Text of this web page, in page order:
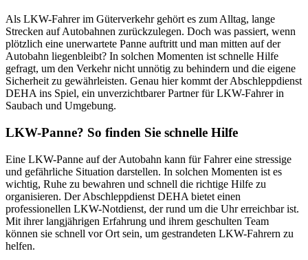
Als LKW-Fahrer im Güterverkehr gehört es zum Alltag, lange
Strecken auf Autobahnen zurückzulegen. Doch was passiert, wenn
plötzlich eine unerwartete Panne auftritt und man mitten auf der
Autobahn liegenbleibt? In solchen Momenten ist schnelle Hilfe
gefragt, um den Verkehr nicht unnötig zu behindern und die eigene
Sicherheit zu gewährleisten. Genau hier kommt der Abschleppdienst
DEHA ins Spiel, ein unverzichtbarer Partner für LKW-Fahrer in
Saubach und Umgebung.
LKW-Panne? So finden Sie schnelle Hilfe
Eine LKW-Panne auf der Autobahn kann für Fahrer eine stressige
und gefährliche Situation darstellen. In solchen Momenten ist es
wichtig, Ruhe zu bewahren und schnell die richtige Hilfe zu
organisieren. Der Abschleppdienst DEHA bietet einen
professionellen LKW-Notdienst, der rund um die Uhr erreichbar ist.
Mit ihrer langjährigen Erfahrung und ihrem geschulten Team
können sie schnell vor Ort sein, um gestrandeten LKW-Fahrern zu
helfen.